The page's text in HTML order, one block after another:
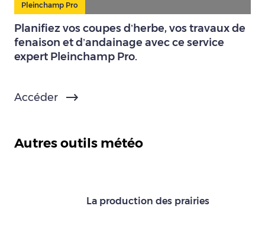
Pleinchamp Pro
Planifiez vos coupes d’herbe, vos travaux de
fenaison et d’andainage avec ce service
expert Pleinchamp Pro.
Accéder
Autres outils météo
La production des prairies